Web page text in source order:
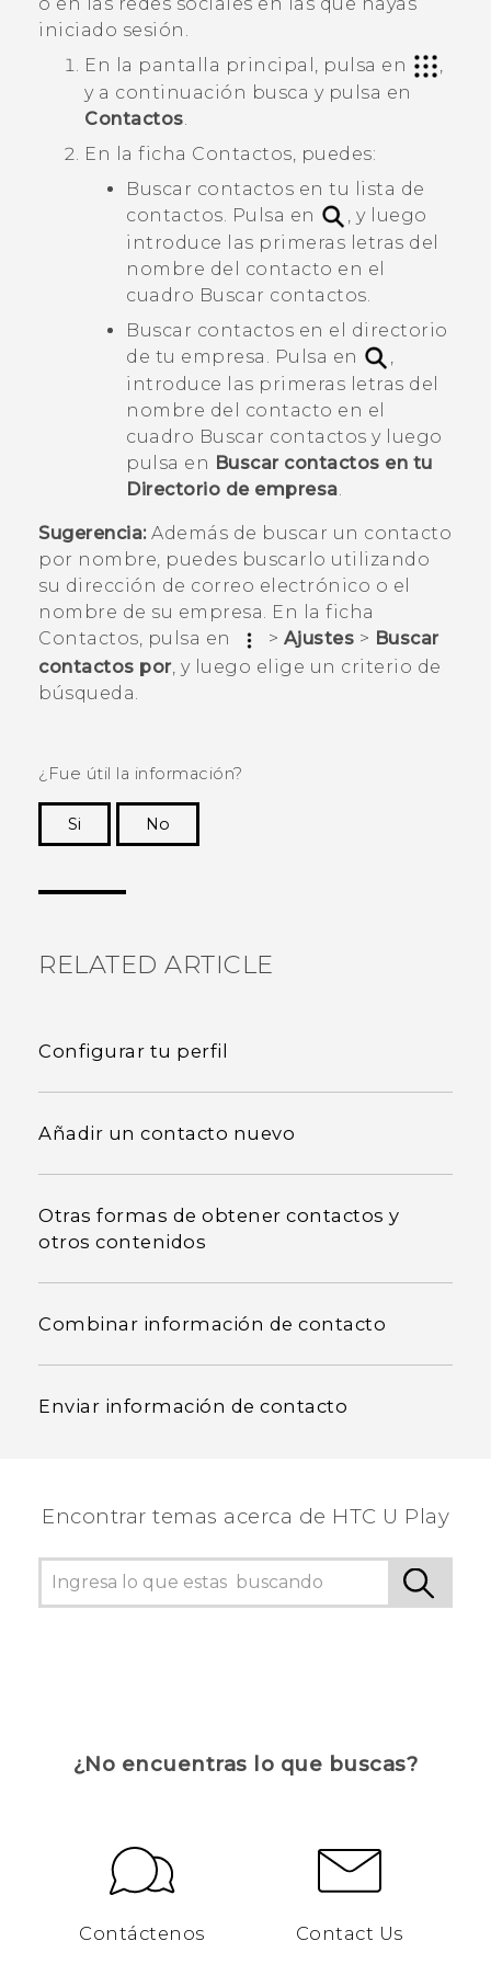
iniciado sesión.
En la pantalla principal , pulsa en
y a continuación busca y pulsa en
Contactos.
En la ficha Contactos, puedes:
Buscar contactos en tu lista de
contactos. Pulsa en
, y luego
introduce las primeras letras del
nombre del contacto en el
cuadro Buscar contactos.
Buscar contactos en el directorio
de tu empresa. Pulsa en
,
introduce las primeras letras del
nombre del contacto en el
cuadro Buscar contactos y luego
pulsa en Buscar contactos en tu
Directorio de empresa.
Sugerencia:Además de buscar un contacto
por nombre, puedes buscarlo utilizando
su dirección de correo electrónico o el
nombre de su empresa. En la ficha
Contactos, pulsa en > Ajustes > Buscar
contactos por, y luego elige un criterio de
búsqueda.
¿Fue útil la información?
Si
No
RELATED ARTICLE
Configurar tu perfil
Añadir un contacto nuevo
Otras formas de obtener contactos y
otros contenidos
Combinar información de contacto
Enviar información de contacto
Encontrar temas acerca de HTC U Play
¿No encuentras lo que buscas?
Contáctenos Contact Us